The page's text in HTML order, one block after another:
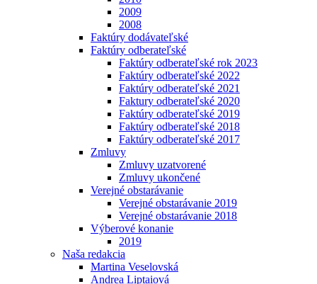
2009
2008
Faktúry dodávateľské
Faktúry odberateľské
Faktúry odberateľské rok 2023
Faktúry odberateľské 2022
Faktúry odberateľské 2021
Faktury odberateľské 2020
Faktúry odberateľské 2019
Faktúry odberateľské 2018
Faktúry odberateľské 2017
Zmluvy
Zmluvy uzatvorené
Zmluvy ukončené
Verejné obstarávanie
Verejné obstarávanie 2019
Verejné obstarávanie 2018
Výberové konanie
2019
Naša redakcia
Martina Veselovská
Andrea Liptaiová